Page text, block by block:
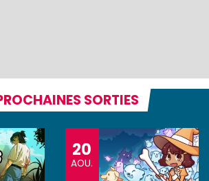
SORTIES
20
AOU.